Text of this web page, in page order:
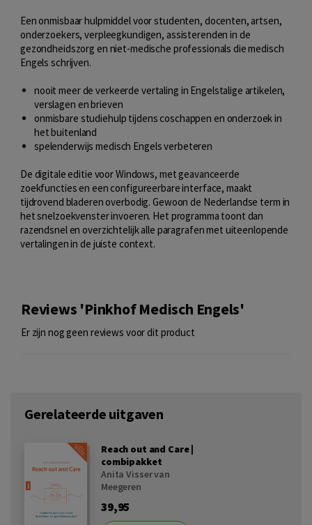
Een onmisbaar hulpmiddel voor studenten, docenten, artsen,
onderzoekers, verpleegkundigen, assisterenden in de
gezondheidszorg en niet-medische professionals die medisch
Engels schrijven.
nooit meer de verkeerde vertaling in Engelstalige artikelen,
verslagen en brieven
onmisbare studiehulp tijdens coschappen en onderzoek in
het buitenland
spelenderwijs medisch Engels verbeteren
De digitale editie voor Windows, met geavanceerde
zoekfuncties en een configureerbare interface, maakt
tijdrovend bladeren overbodig. Gewoon de Nederlandse term in
het snelzoekvenster invoeren. Het programma toont dan
razendsnel en overzichtelijk alle paragrafen met uiteenlopende
vertalingen in de juiste context.
Reviews 'Pinkhof Medisch Engels'
Er zijn nog geen reviews voor dit product
Gerelateerde uitgaven
Reach out and Care |
combipakket
Anita Visser van
Meegeren
39,95